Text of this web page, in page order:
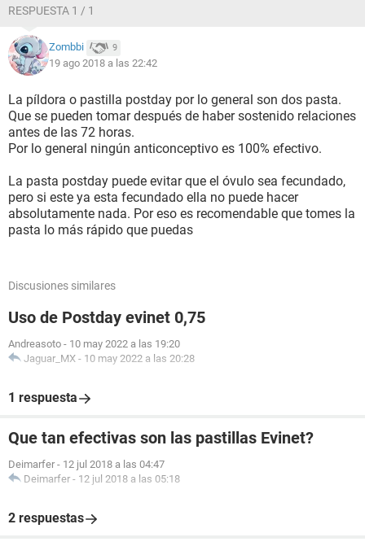
RESPUESTA 1 / 1
Zombbi 9
19 ago 2018 a las 22:42
La píldora o pastilla postday por lo general son dos pasta.
Que se pueden tomar después de haber sostenido relaciones
antes de las 72 horas.
Por lo general ningún anticonceptivo es 100% efectivo.
La pasta postday puede evitar que el óvulo sea fecundado,
pero si este ya esta fecundado ella no puede hacer
absolutamente nada. Por eso es recomendable que tomes la
pasta lo más rápido que puedas
Discusiones similares
Uso de Postday evinet 0,75
Andreasoto - 10 may 2022 a las 19:20
Jaguar_MX - 10 may 2022 a las 20:28
1 respuesta
Que tan efectivas son las pastillas Evinet?
Deimarfer - 12 jul 2018 a las 04:47
Deimarfer - 12 jul 2018 a las 05:18
2 respuestas